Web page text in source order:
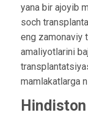
yana bir ajoyib
soch
eng zamonaviy
amaliyotlarini
mamlakatlarga
Hindiston